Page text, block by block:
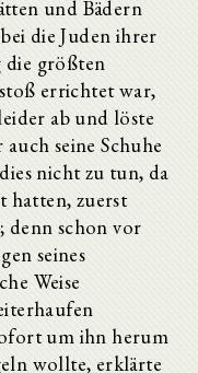
und Bädern
die Juden ihrer
die größten
errichtet war,
ab und löste
seine Schuhe
nicht zu tun, da
hatten, zuerst
denn schon vor
seines
Weise
um ihn herum
wollte, erklärte